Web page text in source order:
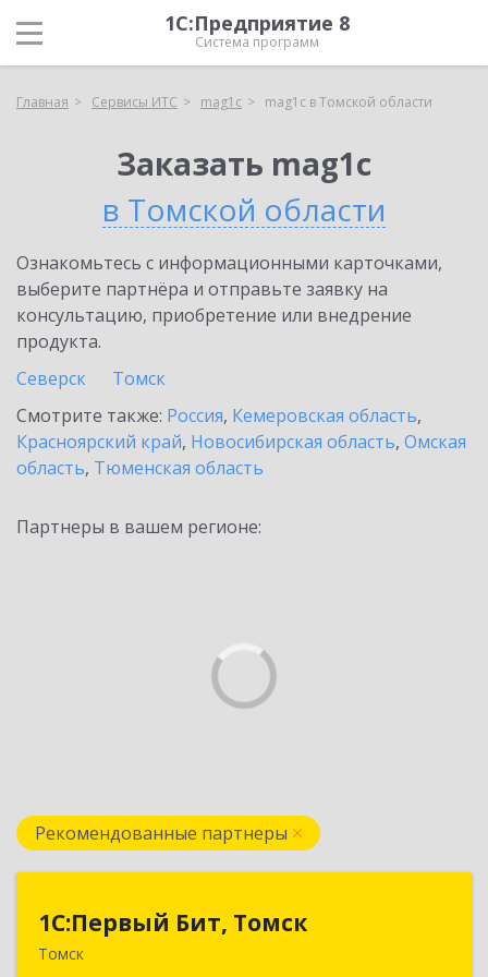
1С:Предприятие 8
Система программ
Главная Сервисы ИТС mag1c mag1c в Томской области
Заказать mag1c
в Томской области
Ознакомьтесь с информационными карточками,
выберите партнёра и отправьте заявку на
консультацию, приобретение или внедрение
продукта.
Северск
Томск
Смотрите также: Россия, Кемеровская область,
Красноярский край, Новосибирская область, Омская
область, Тюменская область
Партнеры в вашем регионе:
Рекомендованные партнеры
1С:Первый Бит, Томск
Томск634041, Томская обл, Томск г, Кирова пр-кт,